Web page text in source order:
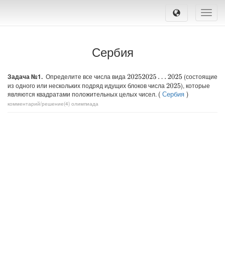
Toggle
Сербия
Задача №1. Определите все числа вида 20252025… 2025
(состоящие
из одного или нескольких подряд идущих блоков числа 2025), которые
являются квадратами положительных целых чисел. ( Сербия )
комментарий/решение(4) олимпиада